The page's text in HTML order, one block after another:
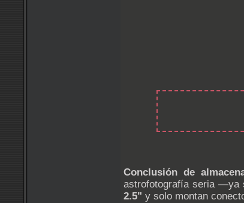
Conclusión de
astrofotografía seria —ya
2.5" y solo montan